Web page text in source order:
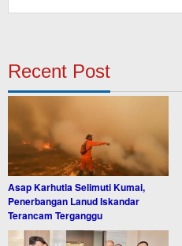
Recent Post
Asap Karhutla Selimuti Kumai,
Penerbangan Lanud Iskandar
Terancam Terganggu